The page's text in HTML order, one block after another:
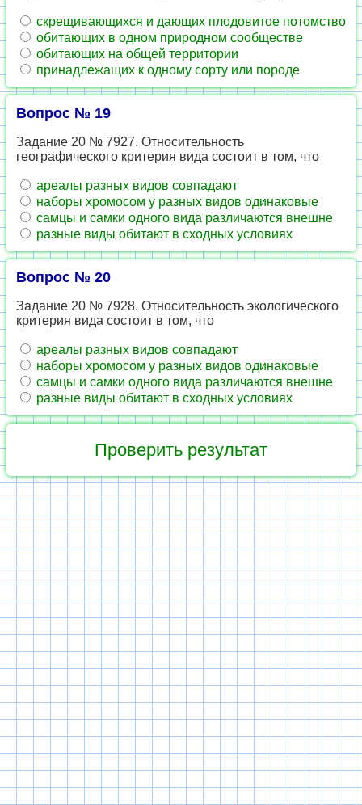
скрещивающихся и дающих плодовитое потомство
обитающих в одном природном сообществе
обитающих на общей территории
принадлежащих к одному сорту или породе
Вопрос № 19
Задание 20 № 7927. Относительность
географического критерия вида состоит в том, что
ареалы разных видов совпадают
наборы хромосом у разных видов одинаковые
самцы и самки одного вида различаются внешне
разные виды обитают в сходных условиях
Вопрос № 20
Задание 20 № 7928. Относительность экологического
критерия вида состоит в том, что
ареалы разных видов совпадают
наборы хромосом у разных видов одинаковые
самцы и самки одного вида различаются внешне
разные виды обитают в сходных условиях